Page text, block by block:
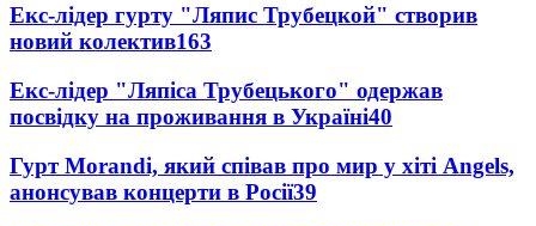
Екс-лідер гурту "Ляпис Трубецкой" створив
новий колектив163
Екс-лідер "Ляпіса Трубецького" одержав
посвідку на проживання в Україні40
Гурт Morandi, який співав про мир у хіті Angels,
анонсував концерти в Росії39